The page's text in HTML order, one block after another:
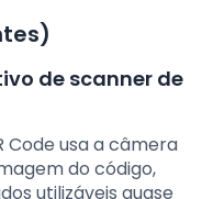
de scanner de
Code usa a câmera
do código,
utilizáveis quase